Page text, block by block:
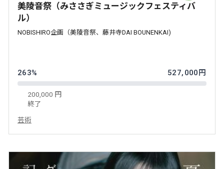
美陵音祭（みささぎミュージックフェスティバ
ル）
NOBISHIRO企画（美陵音祭、藤井寺DAI BOUNENKAI)
263% 527,000円
200,000 円
終了
芸術